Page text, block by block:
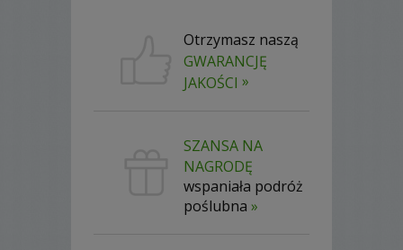
Otrzymasz naszą
GWARANCJĘ
JAKOŚCI »
SZANSA NA
NAGRODĘ
wspaniała podróż
poślubna »